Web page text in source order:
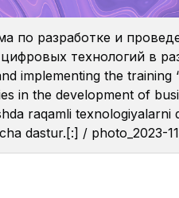
по разработке и
технологий в
implementing the training
in the development of
raqamli texnologiyalarni
dastur.[:] / photo_2023-